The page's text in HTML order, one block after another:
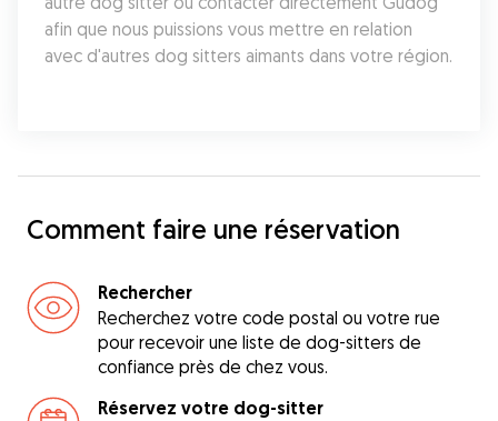
afin que nous puissions vous mettre en relation
avec d'autres dog sitters aimants dans votre région.
Comment faire une réservation
Rechercher
Recherchez votre code postal ou votre rue
pour recevoir une liste de dog-sitters de
confiance près de chez vous.
Réservez votre dog-sitter